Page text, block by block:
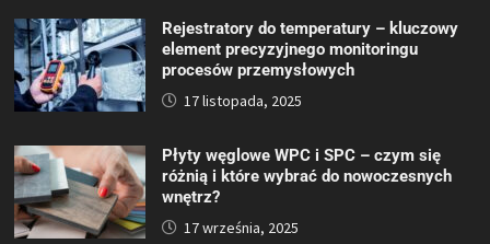
Rejestratory do temperatury – kluczowy
element precyzyjnego monitoringu
procesów przemysłowych
17 listopada, 2025
Płyty węglowe WPC i SPC – czym się
różnią i które wybrać do nowoczesnych
wnętrz?
17 września, 2025